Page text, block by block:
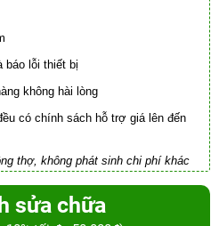
báo lỗi thiết bị
không hài lòng
có chính sách hỗ trợ giá lên đến
thợ, không phát sinh chi phí khác
sửa chữa